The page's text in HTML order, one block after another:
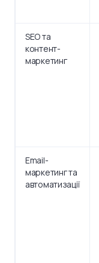
SEO та
контент-
маркетинг
Email-
маркетинг та
автоматизації